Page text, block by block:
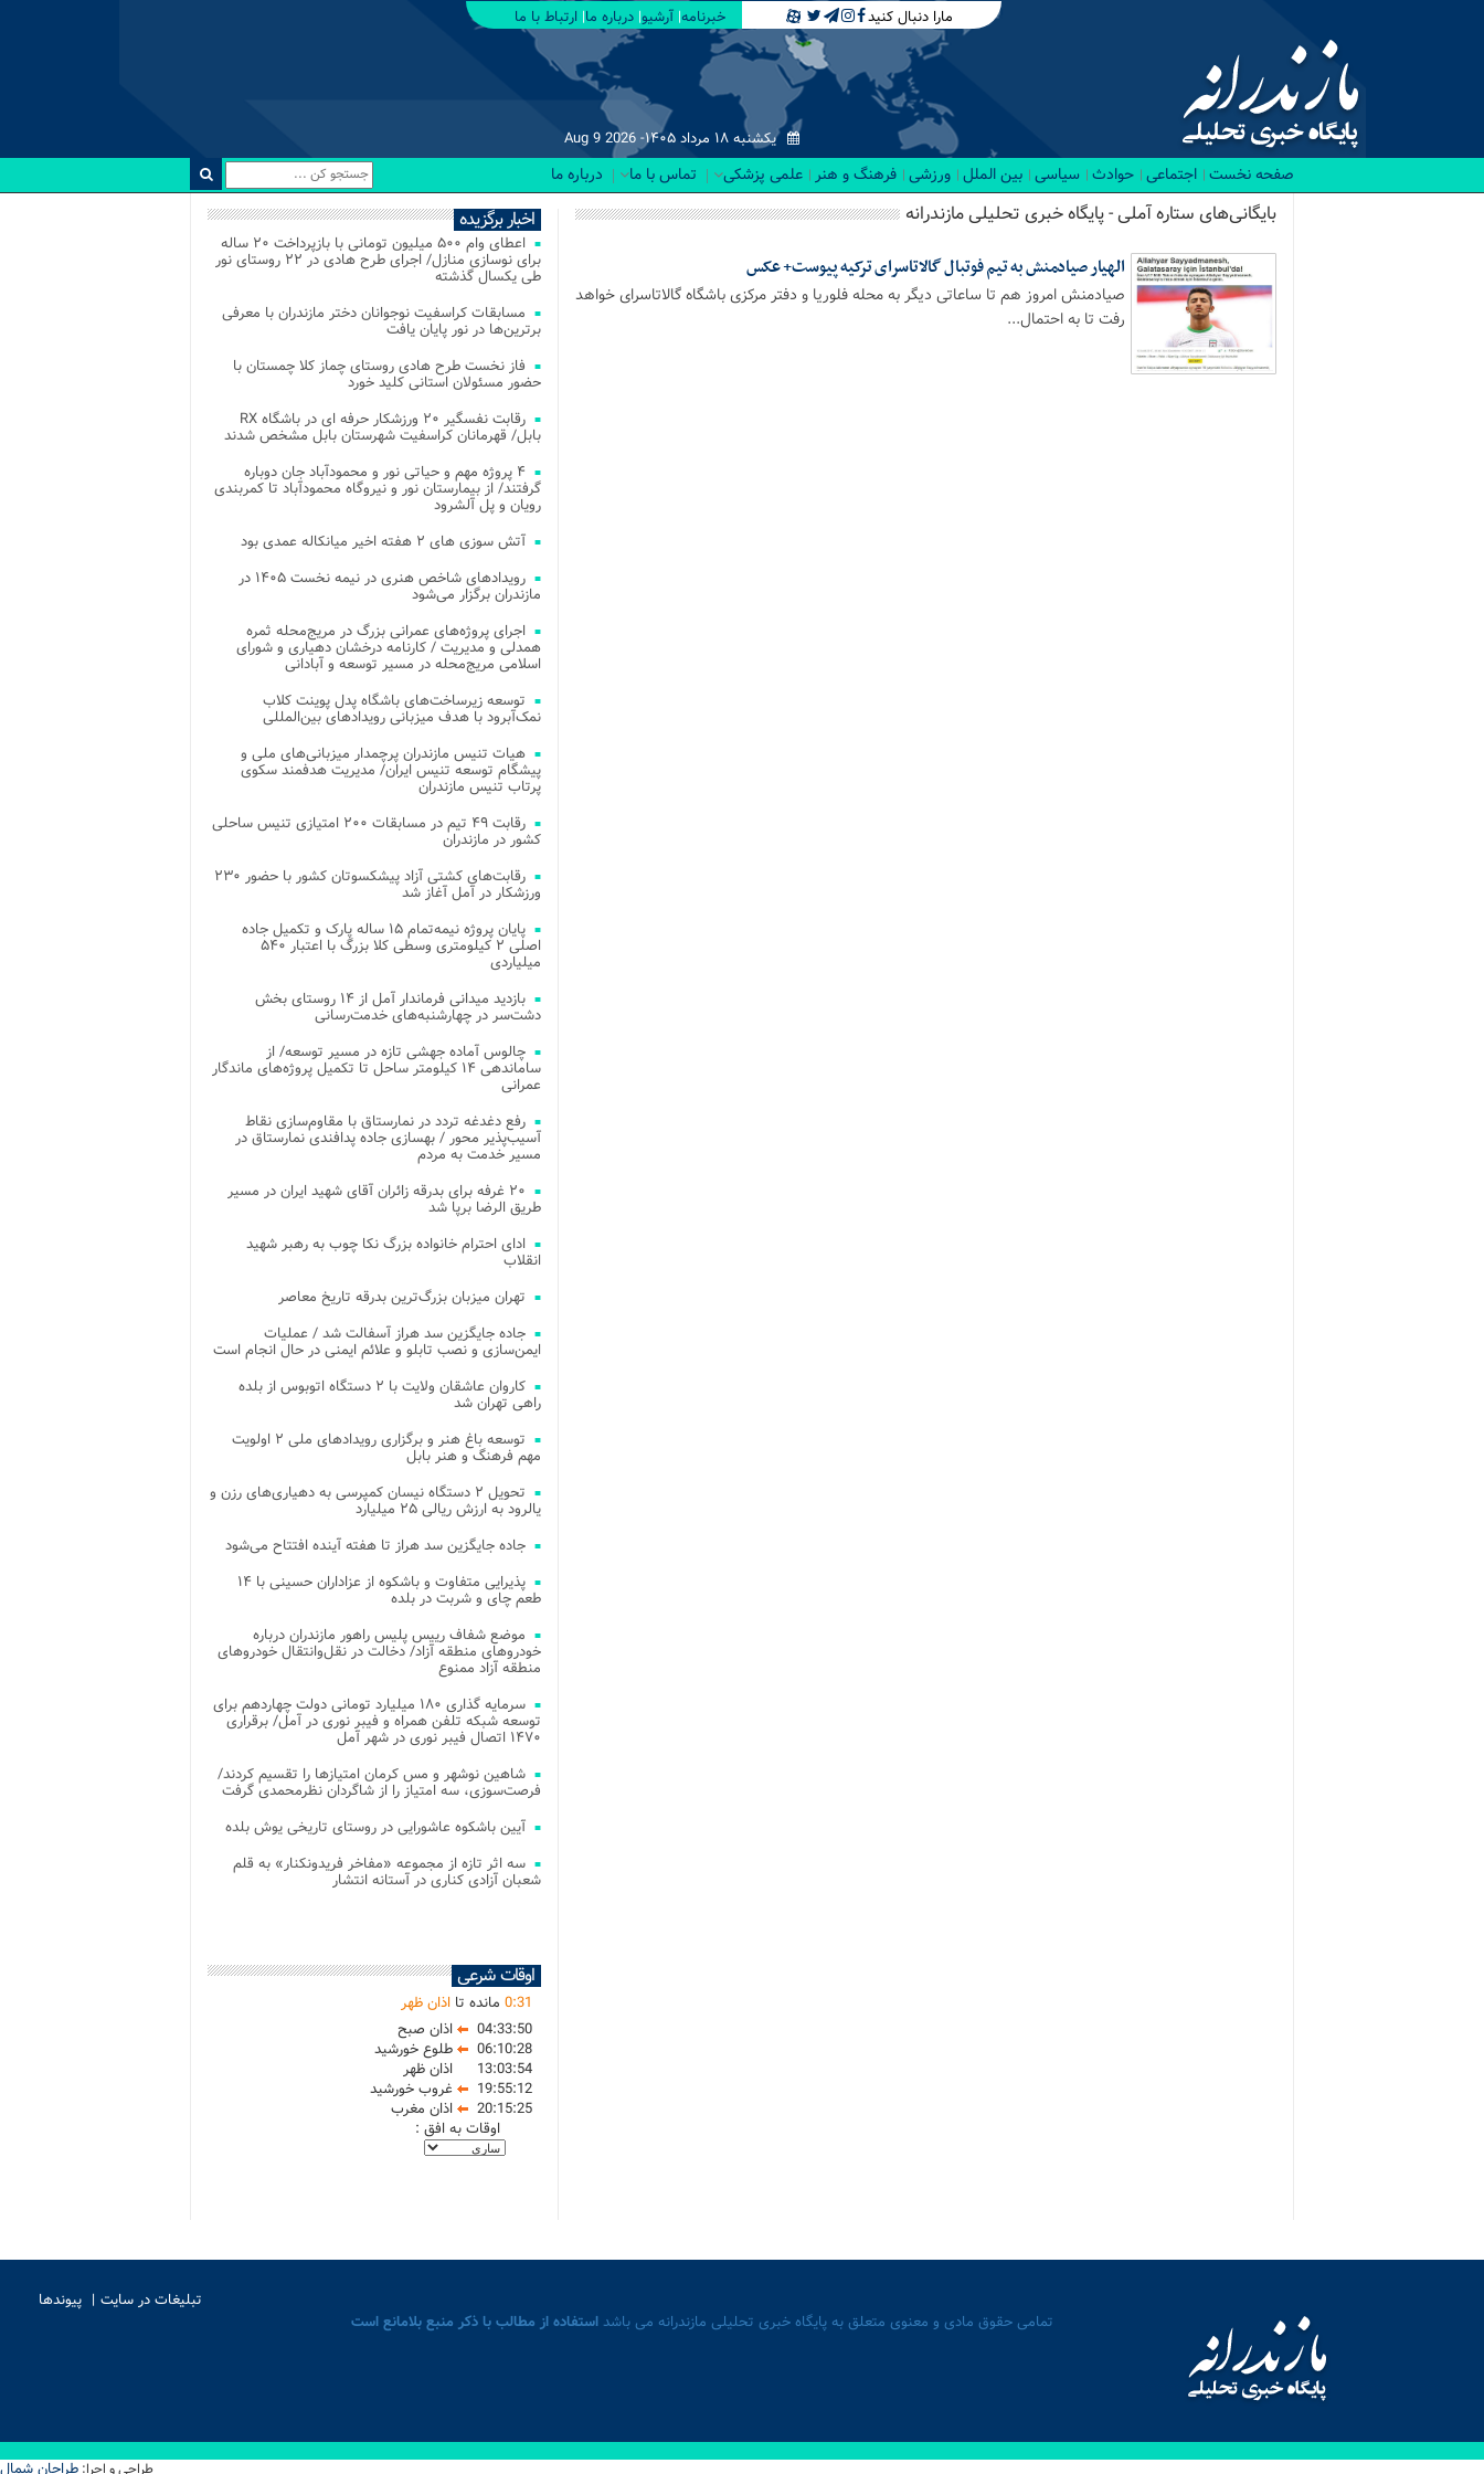
مارا دنبال کنید خبرنامه آرشیو درباره ما ارتباط با ما
یکشنبه ۱۸ مرداد ۱۴۰۵- Aug 9 2026
صفحه نخست اجتماعی حوادث سیاسی بین الملل ورزشی فرهنگ و هنر علمی پزشکی تماس با ما درباره ما
بایگانی‌های ستاره آملی - پایگاه خبری تحلیلی مازندرانه
الهیار صیادمنش به تیم فوتبال گالاتاسرای ترکیه پیوست+ عکس
صیادمنش امروز هم تا ساعاتى دیگر به محله فلوریا و دفتر مرکزى باشگاه گالاتاسرای خواهد
رفت تا به احتمال...
اخبار برگزیده
اعطای وام ۵۰۰ میلیون تومانی با بازپرداخت ۲۰ ساله
برای نوسازی منازل/ اجرای طرح هادی در ۲۲ روستای نور
طی یکسال گذشته
مسابقات کراسفیت نوجوانان دختر مازندران با معرفی
برترین‌ها در نور پایان یافت
فاز نخست طرح هادی روستای چماز کلا چمستان با
حضور مسئولان استانی کلید خورد
رقابت نفسگیر ۲۰ ورزشکار حرفه ای در باشگاه RX
بابل/ قهرمانان کراسفیت شهرستان بابل مشخص شدند
۴ پروژه مهم و حیاتی نور و محمودآباد جان دوباره
گرفتند/ از بیمارستان نور و نیروگاه محمودآباد تا کمربندی
رویان و پل آلشرود
آتش‌ سوزی‌ های ۲ هفته اخیر میانکاله عمدی بود
رویدادهای شاخص هنری در نیمه نخست ۱۴۰۵ در
مازندران برگزار می‌شود
اجرای پروژه‌های عمرانی بزرگ در مریج‌محله ثمره
همدلی و مدیریت / کارنامه درخشان دهیاری و شورای
اسلامی مریج‌محله در مسیر توسعه و آبادانی
توسعه زیرساخت‌های باشگاه پدل پوینت کلاب
نمک‌آبرود با هدف میزبانی رویدادهای بین‌المللی
هیات تنیس مازندران پرچمدار میزبانی‌های ملی و
پیشگام توسعه تنیس ایران/ مدیریت هدفمند سکوی
پرتاب تنیس مازندران
رقابت ۴۹ تیم در مسابقات ۲۰۰ امتیازی تنیس ساحلی
کشور در مازندران
رقابت‌های کشتی آزاد پیشکسوتان کشور با حضور ۲۳۰
ورزشکار در آمل آغاز شد
پایان پروژه نیمه‌تمام ۱۵ ساله پارک و تکمیل جاده
اصلی ۲ کیلومتری وسطی کلا بزرگ با اعتبار ۵۴۰
میلیاردی
بازدید میدانی فرماندار آمل از ۱۴ روستای بخش
دشت‌سر در چهارشنبه‌های خدمت‌رسانی
چالوس آماده جهشی تازه در مسیر توسعه/ از
ساماندهی ۱۴ کیلومتر ساحل تا تکمیل پروژه‌های ماندگار
عمرانی
رفع دغدغه تردد در نمارستاق با مقاوم‌سازی نقاط
آسیب‌پذیر محور / بهسازی جاده پدافندی نمارستاق در
مسیر خدمت به مردم
۲۰ غرفه برای بدرقه زائران آقای شهید ایران در مسیر
طریق الرضا برپا شد
ادای احترام خانواده بزرگ نکا چوب به رهبر شهید
انقلاب
تهران میزبان بزرگ‌ترین بدرقه تاریخ معاصر
جاده جایگزین سد هراز آسفالت شد / عملیات
ایمن‌سازی و نصب تابلو و علائم ایمنی در حال انجام است
کاروان عاشقان ولایت با ۲ دستگاه اتوبوس از بلده
راهی تهران شد
توسعه باغ هنر و برگزاری رویدادهای ملی ۲ اولویت
مهم فرهنگ و هنر بابل
تحویل ۲ دستگاه نیسان کمپرسی به دهیاری‌های رزن و
یالرود به ارزش ریالی ۲۵ میلیارد
جاده جایگزین سد هراز تا هفته آینده افتتاح می‌شود
پذیرایی متفاوت و باشکوه از عزاداران حسینی با ۱۴
طعم چای و شربت در بلده
موضع شفاف رییس پلیس راهور مازندران درباره
خودروهای منطقه آزاد/ دخالت در نقل‌وانتقال خودروهای
منطقه آزاد ممنوع
سرمایه گذاری ۱۸۰ میلیارد تومانی دولت چهاردهم برای
توسعه شبکه تلفن همراه و فیبر نوری در آمل/ برقراری
۱۴۷۰ اتصال فیبر نوری در شهر آمل
شاهین نوشهر و مس کرمان امتیازها را تقسیم کردند/
فرصت‌سوزی، سه امتیاز را از شاگردان نظرمحمدی گرفت
آیین باشکوه عاشورایی در روستای تاریخی یوش بلده
سه اثر تازه از مجموعه «مفاخر فریدونکنار» به قلم
شعبان آزادی کناری در آستانه انتشار
اوقات شرعی
0:31 مانده تااذان ظهر
04:33:50
اذان صبح
06:10:28
طلوع خورشید
13:03:54
اذان ظهر
19:55:12
غروب خورشید
20:15:25
اذان مغرب
اوقات به افق :
تبلیغات در سایت
پیوندها
تمامی حقوق مادی و معنوی متعلق به پایگاه خبری تحلیلی مازندرانه می باشداستفاده از مطالب با ذکر منبع بلامانع است
طراحی و اجرا: طراحان شمال